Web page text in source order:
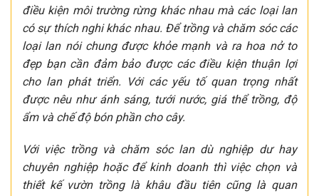
điều kiện môi trường rừng khác nhau mà các loại lan
có sự thích nghi khác nhau. Để trồng và chăm sóc các
loại lan nói chung được khỏe mạnh và ra hoa nở to
đẹp bạn cần đảm bảo được các điều kiện thuận lợi
cho lan phát triển. Với các yếu tố quan trọng nhất
được nêu như ánh sáng, tưới nước, giá thể trồng, độ
ẩm và chế độ bón phần cho cây.
Với việc trồng và chăm sóc lan dù nghiệp dư hay
chuyên nghiệp hoặc để kinh doanh thì việc chọn và
thiết kế vườn trồng là khâu đầu tiên cũng là quan